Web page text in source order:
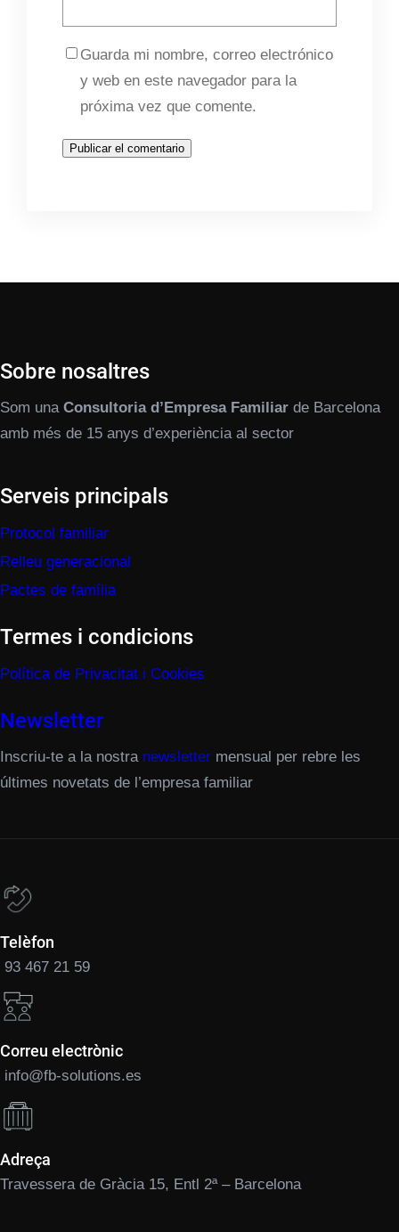
Guarda mi nombre, correo electrónico
y web en este navegador para la
próxima vez que comente.
Sobre nosaltres
Som una Consultoria d’Empresa Familiar de Barcelona
amb més de 15 anys d’experiència al sector
Serveis principals
Protocol familiar
Relleu generacional
Pactes de família
Termes i condicions
Política de Privacitat i Cookies
Newsletter
Inscriu-te a la nostra newsletter mensual per rebre les
últimes novetats de l’empresa familiar
Telèfon
93 467 21 59
Correu electrònic
info@fb-solutions.es
Adreça
Travessera de Gràcia 15, Entl 2ª – Barcelona